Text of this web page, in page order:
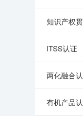
知识产权
ITSS认证
两化融合
有机产品